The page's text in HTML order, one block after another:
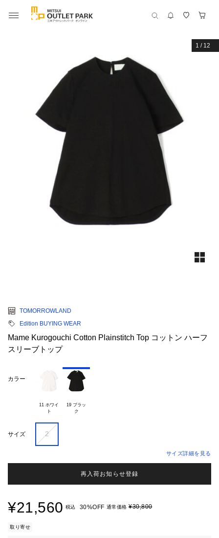
1 / 12
TOMORROWLAND
Edition BUYING WEAR
Mame Kurogouchi Cotton Plainstitch Top コットン ハーフ
スリーブトップ
カラー
11 ホワイ
19 ブラッ
サイズ 2
サイズ詳細を見る
再入荷お知らせ登録
¥21,560 税込 30%OFF 通常価格 ¥30,800
取り寄せ